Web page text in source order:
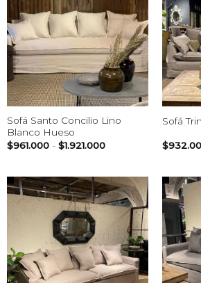
Sofá Santo Concilio Lino
Blanco Hueso
$961.000 - $1.921.000Rango
$961.000
hasta
$1.921.000
Sofá
$